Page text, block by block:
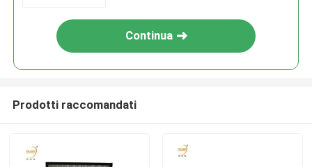
Continua
Prodotti raccomandati